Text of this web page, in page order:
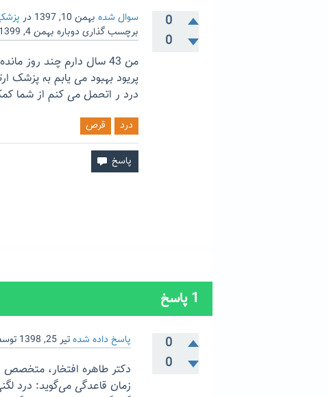
0
0
سوال شده بهمن 10, 1397 در
برچسب گذاری دوباره بهمن 4, 1399
من 43 سال دارم چند روز
پریود بهبود می یابم به پزشک
درد ر اتحمل می کنم از شما
درد قرص
1پاسخ
0
0
پاسخ داده شدهتیر 25, 1398
دکتر طاهره افتخار، متخصص
زمان قاعدگی می‌گوید: درد